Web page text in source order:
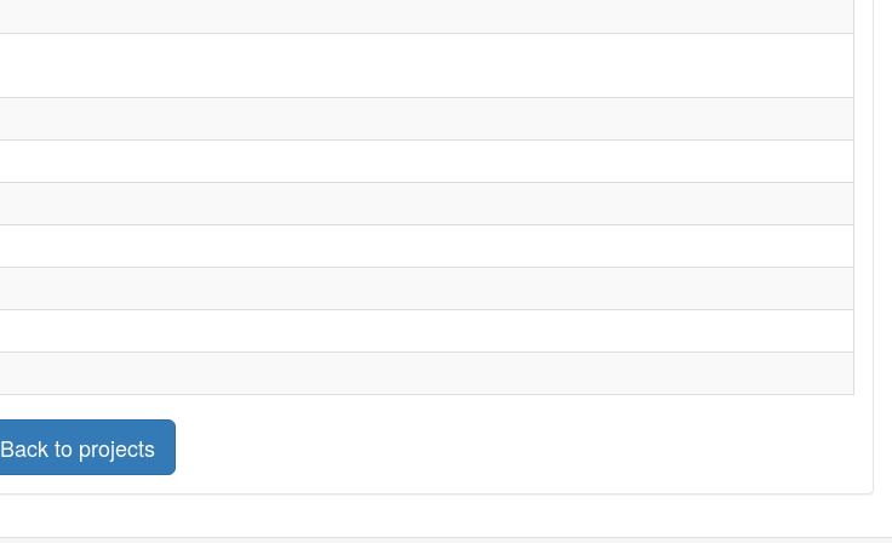
Back to projects